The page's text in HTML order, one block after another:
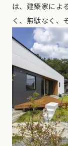
は、建築家によ
く、無駄なく、